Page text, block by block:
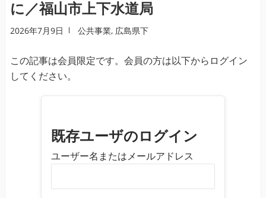
ッ
プ
に／福山市上下水道局
2026年7月9日 公共事業, 広島県下
この記事は会員限定です。会員の方は以下からログイン
してください。
既存ユーザのログイン
ユーザー名またはメールアドレス